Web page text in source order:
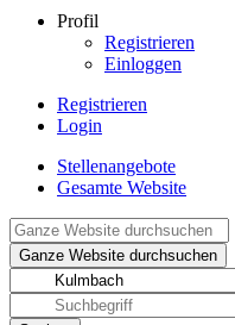
Profil
Registrieren
Einloggen
Registrieren
Login
Stellenangebote
Gesamte Website